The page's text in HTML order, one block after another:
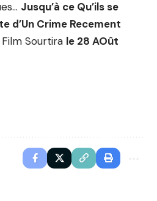
Jusqu’à ce Qu’ils se
d’Un Crime Recement
Film Sourtira le 28 AOût